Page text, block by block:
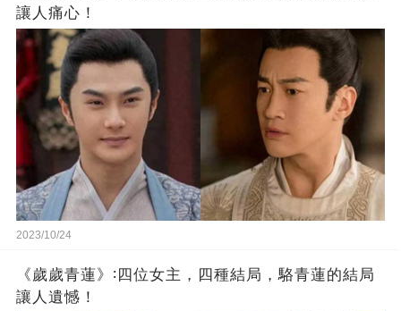
讓人痛心！
2023/10/24
《歲歲青蓮》∶四位女主，四種結局，駱青蓮的結局
讓人遺憾！